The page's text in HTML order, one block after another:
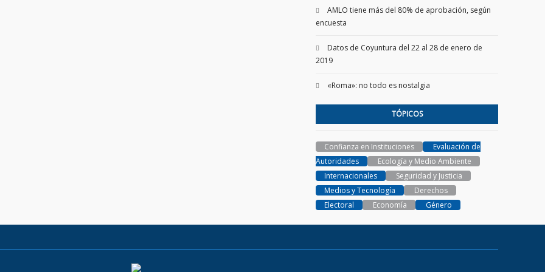
AMLO tiene más del 80% de aprobación, según
encuesta
Datos de Coyuntura del 22 al 28 de enero de
2019
«Roma»: no todo es nostalgia
TÓPICOS
Confianza en Instituciones
Evaluación de
Autoridades
Ecología y Medio Ambiente
Internacionales
Seguridad y Justicia
Medios y Tecnología
Derechos
Electoral
Economía Género